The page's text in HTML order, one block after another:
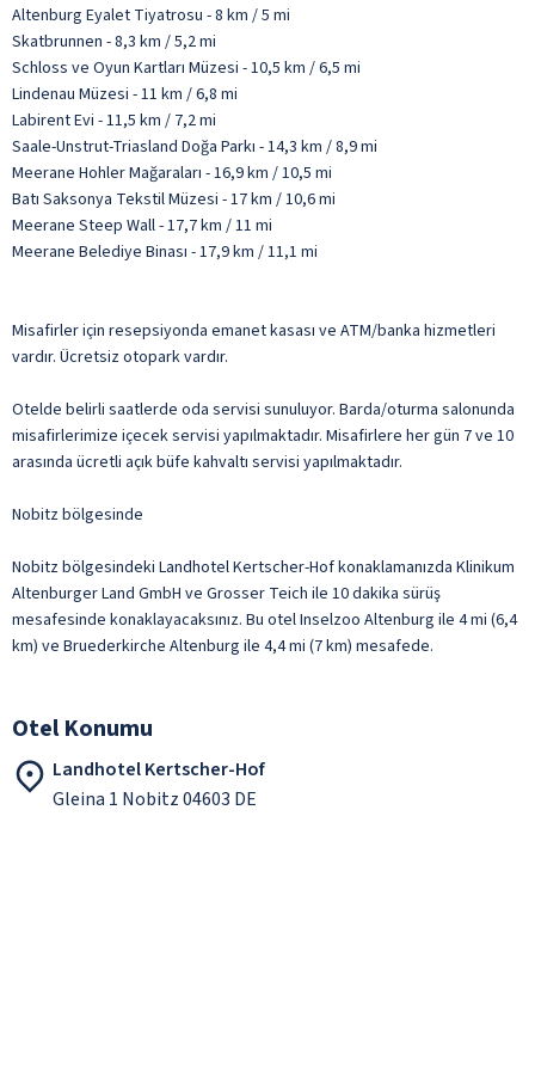
Altenburg Eyalet Tiyatrosu - 8 km / 5 mi
Skatbrunnen - 8,3 km / 5,2 mi
Schloss ve Oyun Kartları Müzesi - 10,5 km / 6,5 mi
Lindenau Müzesi - 11 km / 6,8 mi
Labirent Evi - 11,5 km / 7,2 mi
Saale-Unstrut-Triasland Doğa Parkı - 14,3 km / 8,9 mi
Meerane Hohler Mağaraları - 16,9 km / 10,5 mi
Batı Saksonya Tekstil Müzesi - 17 km / 10,6 mi
Meerane Steep Wall - 17,7 km / 11 mi
Meerane Belediye Binası - 17,9 km / 11,1 mi
Misafirler için resepsiyonda emanet kasası ve ATM/banka hizmetleri
vardır. Ücretsiz otopark vardır.
Otelde belirli saatlerde oda servisi sunuluyor. Barda/oturma salonunda
misafirlerimize içecek servisi yapılmaktadır. Misafirlere her gün 7 ve 10
arasında ücretli açık büfe kahvaltı servisi yapılmaktadır.
Nobitz bölgesinde
Nobitz bölgesindeki Landhotel Kertscher-Hof konaklamanızda Klinikum
Altenburger Land GmbH ve Grosser Teich ile 10 dakika sürüş
mesafesinde konaklayacaksınız. Bu otel Inselzoo Altenburg ile 4 mi (6,4
km) ve Bruederkirche Altenburg ile 4,4 mi (7 km) mesafede.
Otel Konumu
Landhotel Kertscher-Hof
Gleina 1 Nobitz 04603 DE